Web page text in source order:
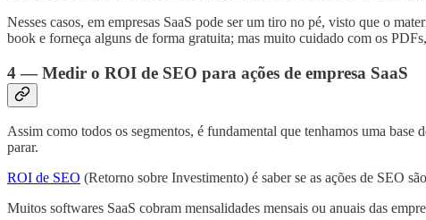
Nesses casos, em empresas SaaS pode ser um tiro no pé, visto que o
book e forneça alguns de forma gratuita; mas muito cuidado com os
4 — Medir o ROI de SEO para ações de empresa SaaS
Assim como todos os segmentos, é fundamental que tenhamos uma base
parar.
ROI de SEO (Retorno sobre Investimento) é saber se as ações de SEO
Muitos softwares SaaS cobram mensalidades mensais ou anuais das